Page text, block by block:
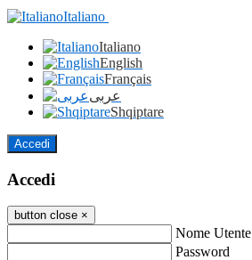
Italiano
Italiano
English
Français
عربى
Shqiptare
Accedi
Accedi
button close ×
Nome Utente
Password